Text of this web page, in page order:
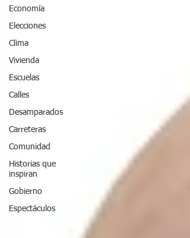
Economía
Elecciones
Clima
Vivienda
Escuelas
Calles
Desamparados
Carreteras
Comunidad
Historias que
inspiran
Gobierno
Espectáculos